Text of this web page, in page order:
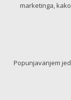
marketinga,
Popunjavanjem